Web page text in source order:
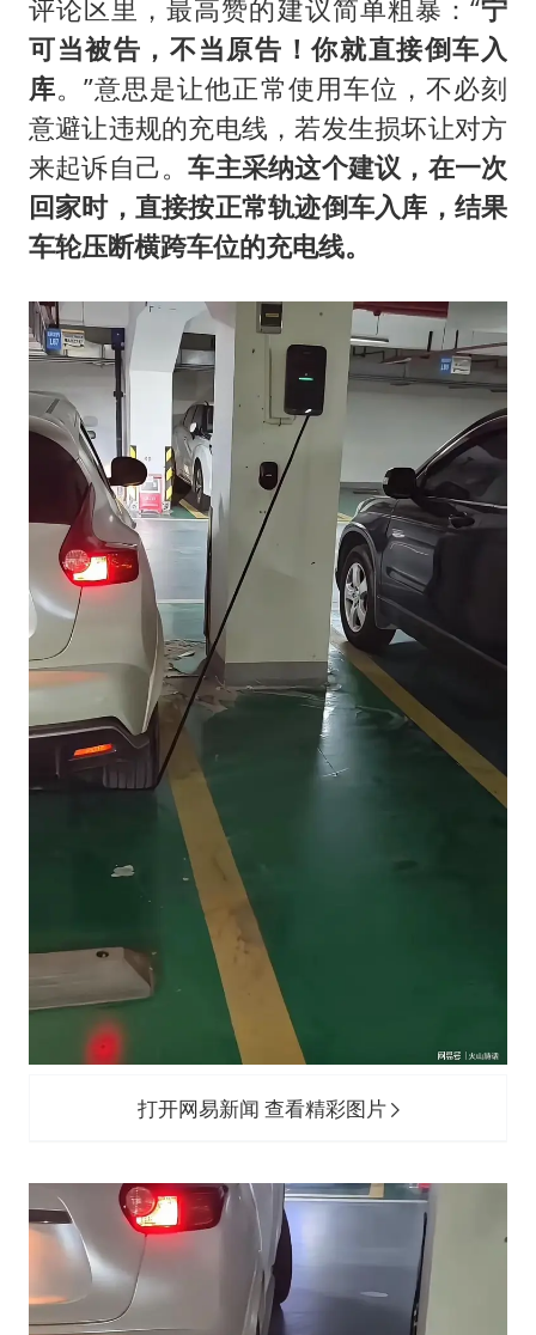
评论区里，最高赞的建议简单粗暴：“宁
可当被告，不当原告！你就直接倒车入
库。”意思是让他正常使用车位，不必刻
意避让违规的充电线，若发生损坏让对方
来起诉自己。车主采纳这个建议，在一次
回家时，直接按正常轨迹倒车入库，结果
车轮压断横跨车位的充电线。
打开网易新闻 查看精彩图片